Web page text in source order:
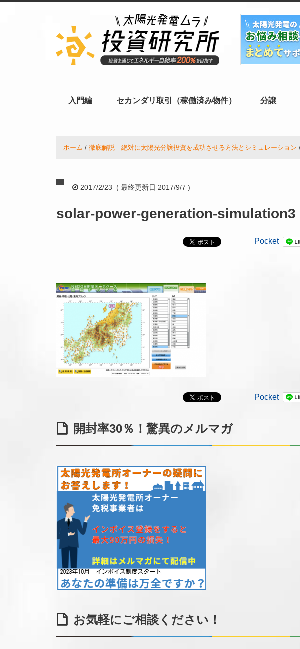
入門編 セカンダリ取引（稼働済み物件） 分譲
ホーム 徹底解説 絶対に太陽光分譲投資を成功させる方法とシミュレーション
2017/2/23 ( 最終更新日 2017/9/7 )
solar-power-generation-simulation3
Pocket
Pocket
開封率30％！驚異のメルマガ
お気軽にご相談ください！